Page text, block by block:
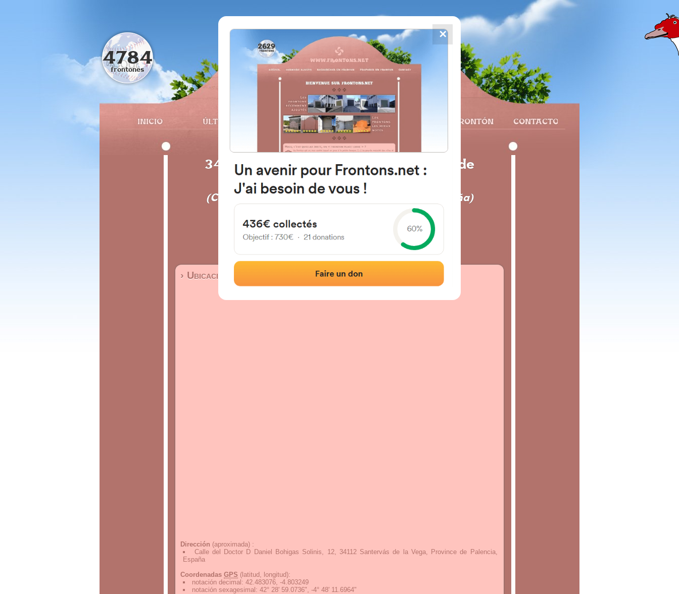
FRONTONS.NET
INICIO ÚLTIMOS BUSCAR UN FRONTÓN AÑADIR UN FRONTÓN CONTACTO
4784
frontones
34112 Santervás de la Vega, Province de
Palencia Espagne
Calle l Doctor D Daniel Bohigas Solinis 12 España
Frontón de plaza libre
› Ubicación del frontón
Dirección (aproximada) :
Calle del Doctor D Daniel Bohigas Solinis, 12, 34112 Santervás de la Vega, Province de Palencia,
España
Coordenadas GPS (latitud, longitud):
notación decimal : 42.483076, -4.803249
notación sexagesimal : 42° 28' 59.0736", -4° 48' 11.6964"
✕